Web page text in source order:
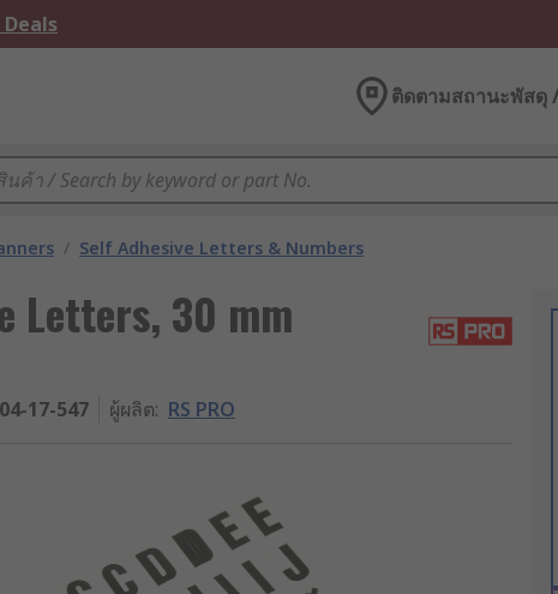
ติดตามสถานะพัสดุ
/ Self Adhesive Letters & Numbers
Letters, 30 mm
17-547 ผู้ผลิต: RS PRO